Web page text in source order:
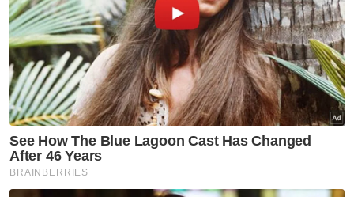
Muat turun aplikasi Sinar Harian.Klik di sini!